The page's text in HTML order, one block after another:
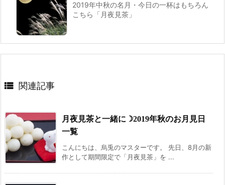
2019年中秋の名月・今日の一杯はもちろん
こちら「月夜見茶」
 関連記事
月夜見茶と一緒に☽2019年秋のお月見日
一覧
こんにちは、烏兎のマスターです。 先日、8月の新
作として期間限定で「月夜見茶」を ...